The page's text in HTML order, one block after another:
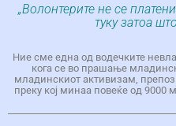
„Волонтерите не се
туку затоа
Ние сме една од водечките
кога се во прашање
младинскиот активизам,
преку кој минаа повеќе од 9000